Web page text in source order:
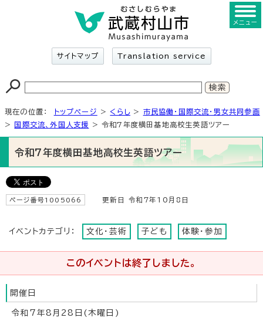
サイトマップ Translation service
メニュー
現在の位置： トップページ > くらし > 市民協働・国際交流・男女共同参画
>
国際交流、外国人支援 > 令和7年度横田基地高校生英語ツアー
令和7年度横田基地高校生英語ツアー
ページ番号1005066 更新日 令和7年10月8日
イベントカテゴリ： 文化・芸術 子ども 体験・参加
このイベントは終了しました。
開催日
令和7年8月28日(木曜日)